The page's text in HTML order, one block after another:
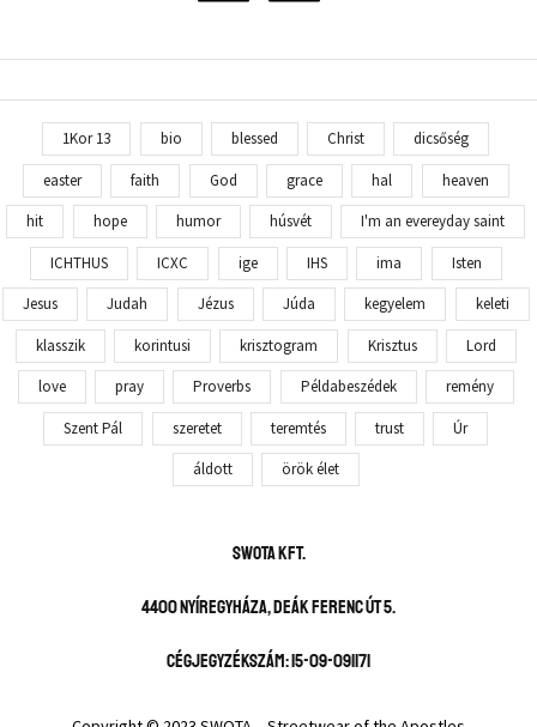
1Kor 13 bio blessed Christ dicsőség
easter faith God grace hal heaven
hit hope humor húsvét I'm an evereyday saint
ICHTHUS ICXC ige IHS ima Isten
Jesus Judah Jézus Júda kegyelem keleti
klasszik korintusi krisztogram Krisztus Lord
love pray Proverbs Példabeszédek remény
Szent Pál szeretet teremtés trust Úr
áldott örök élet
SWOTA KFT.
4400 Nyíregyháza, Deák Ferenc út 5.
Cégjegyzékszám: 15-09-091171